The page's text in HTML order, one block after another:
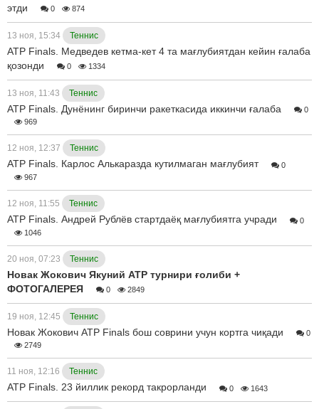
этди
0 874
13 ноя, 15:34 Теннис
ATP Finals. Медведев кетма-кет 4 та мағлубиятдан кейин ғалаба
қозонди
0 1334
13 ноя, 11:43 Теннис
ATP Finals. Дунёнинг биринчи ракеткасида иккинчи ғалаба
0
969
12 ноя, 12:37 Теннис
ATP Finals. Карлос Алькаразда кутилмаган мағлубият
0
967
12 ноя, 11:55 Теннис
ATP Finals. Андрей Рублёв стартдаёқ мағлубиятга учради
0
1046
20 ноя, 07:23 Теннис
Новак Жокович Якуний ATP турнири ғолиби +
ФОТОГАЛЕРЕЯ
0 2849
19 ноя, 12:45 Теннис
Новак Жокович ATP Finals бош соврини учун кортга чиқади
0
2749
11 ноя, 12:16 Теннис
ATP Finals. 23 йиллик рекорд такрорланди 0 1643